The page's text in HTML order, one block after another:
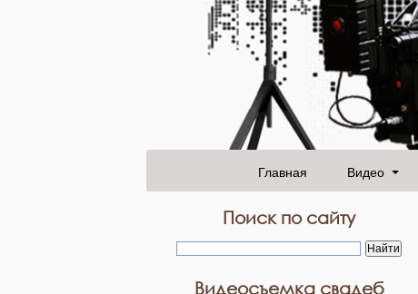
Главная Видео
Поиск по сайту
Видеосъемка свадеб